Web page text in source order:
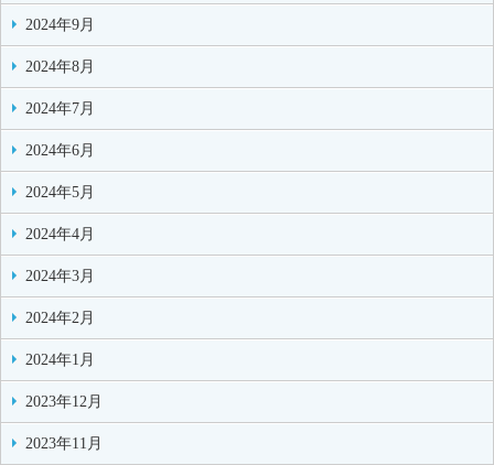
2024年9月
2024年8月
2024年7月
2024年6月
2024年5月
2024年4月
2024年3月
2024年2月
2024年1月
2023年12月
2023年11月